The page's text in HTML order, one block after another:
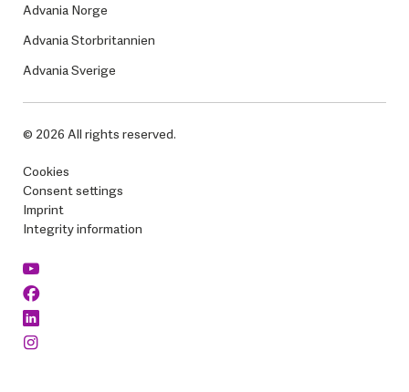
Advania Norge
Advania Storbritannien
Advania Sverige
© 2026 All rights reserved.
Cookies
Consent settings
Imprint
Integrity information